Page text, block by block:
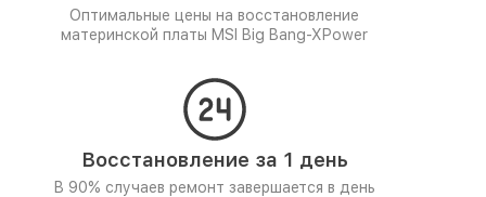
Оптимальные цены на восстановление
материнской платы MSI Big Bang-XPower
Восстановление за 1 день
В 90% случаев ремонт завершается в день